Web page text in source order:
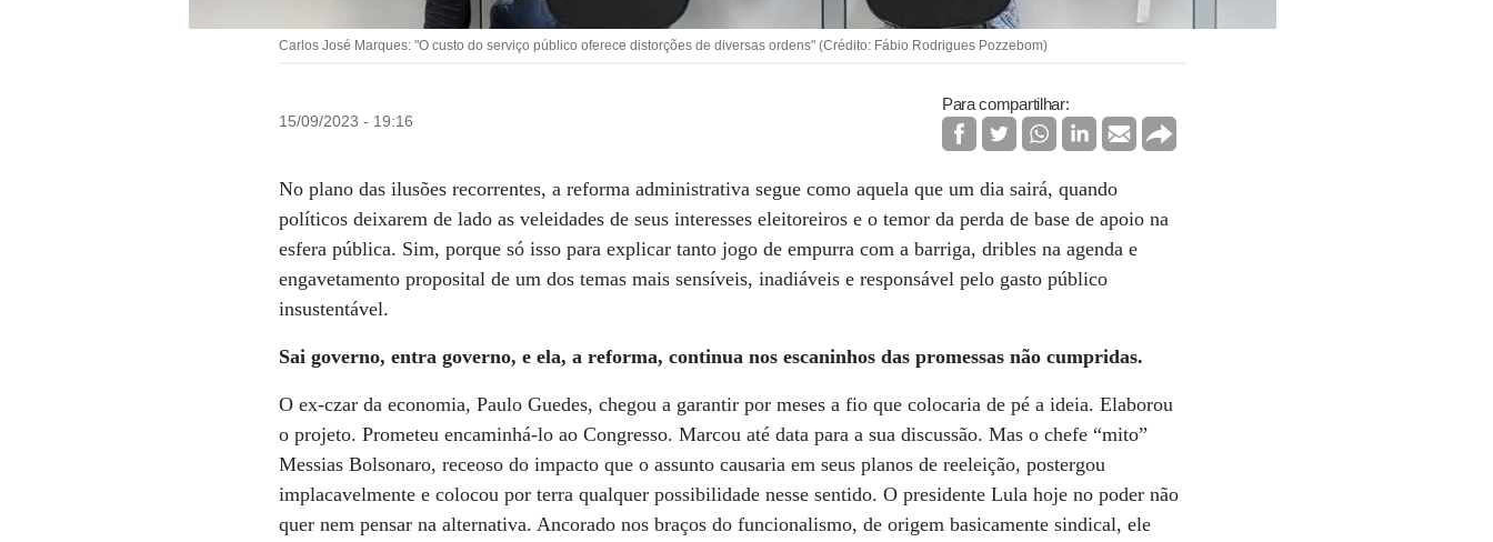
Carlos José Marques: "O custo do serviço público oferece distorções de diversas ordens" (Crédito: Fábio Rodrigues Pozzebom)
15/09/2023 - 19:16
Para compartilhar:
No plano das ilusões recorrentes, a reforma administrativa segue como aquela que um dia sairá, quando
políticos deixarem de lado as veleidades de seus interesses eleitoreiros e o temor da perda de base de apoio na
esfera pública. Sim, porque só isso para explicar tanto jogo de empurra com a barriga, dribles na agenda e
engavetamento proposital de um dos temas mais sensíveis, inadiáveis e responsável pelo gasto público
insustentável.
Sai governo, entra governo, e ela, a reforma, continua nos escaninhos das promessas não cumpridas.
O ex-czar da economia, Paulo Guedes, chegou a garantir por meses a fio que colocaria de pé a ideia. Elaborou
o projeto. Prometeu encaminhá-lo ao Congresso. Marcou até data para a sua discussão. Mas o chefe “mito”
Messias Bolsonaro, receoso do impacto que o assunto causaria em seus planos de reeleição, postergou
implacavelmente e colocou por terra qualquer possibilidade nesse sentido. O presidente Lula hoje no poder não
quer nem pensar na alternativa. Ancorado nos braços do funcionalismo, de origem basicamente sindical, ele